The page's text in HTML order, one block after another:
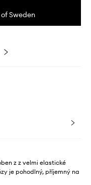
Sweden
z z velmi elastické
je pohodlný, příjemný na